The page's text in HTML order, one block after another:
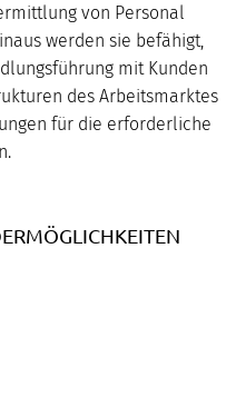
von Personal
werden sie befähigt,
mit Kunden
des Arbeitsmarktes
für die erforderliche